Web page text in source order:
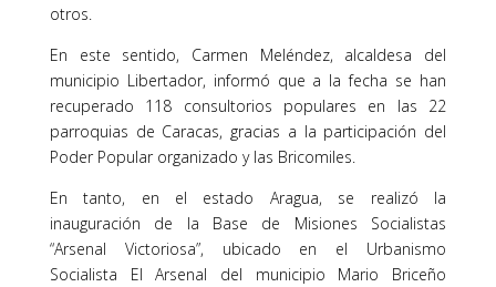
otros.
En este sentido, Carmen Meléndez, alcaldesa del
municipio Libertador, informó que a la fecha se han
recuperado 118 consultorios populares en las 22
parroquias de Caracas, gracias a la participación del
Poder Popular organizado y las Bricomiles.
En tanto, en el estado Aragua, se realizó la
inauguración de la Base de Misiones Socialistas
“Arsenal Victoriosa”, ubicado en el Urbanismo
Socialista El Arsenal del municipio Mario Briceño